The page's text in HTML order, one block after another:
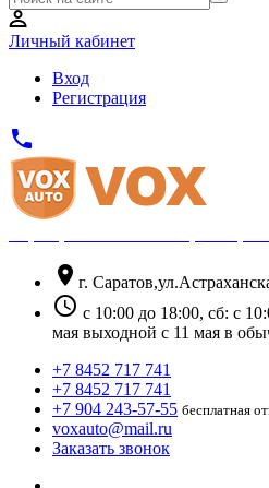
Личный кабинет
Вход
Регистрация
phone
location_on г.
schedule с 10:00 до 18:00, сб: с
мая выходной с 11 мая в
+7 8452 717 741
+7 8452 717 741
+7 904 243-57-55 бесплатная
voxauto@mail.ru
Заказать звонок